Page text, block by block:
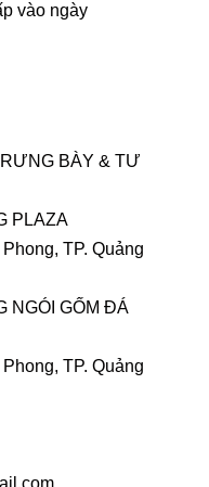
vào ngày
BÀY & TƯ
PLAZA
TP. Quảng
NGÓI GỐM ĐÁ
TP. Quảng